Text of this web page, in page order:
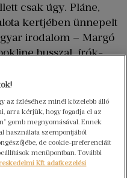
csak úgy. Pláne,
kertjében ünnepelt
irodalom – Margó
busszal, írók-
Térey János
közben Csáth Géza
ki, hogy csinálunk
íróink
pólójára, és
az ízléséhez minél közelebb álló
arra kérjük, hogy fogadja el az
gomb megnyomásával. Ennek
használata szempontjából
de cookie-preferenciáit
menüpontban. További
Kft. adatkezelési